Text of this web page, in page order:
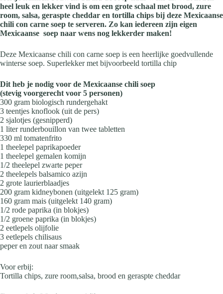
heel leuk en lekker vind is om een grote schaal met brood, zure
room, salsa, geraspte cheddar en tortilla chips bij deze Mexicaanse
chili con carne soep te serveren. Zo kan iedereen zijn eigen
Mexicaanse soep naar wens nog lekkerder maken!
Deze Mexicaanse chili con carne soep is een heerlijke goedvullende
winterse soep. Superlekker met bijvoorbeeld tortilla chip
Dit heb je nodig voor de Mexicaanse chili soep
(stevig voorgerecht voor 5 personen)
300 gram biologisch rundergehakt
3 teentjes knoflook (uit de pers)
2 sjalotjes (gesnipperd)
1 liter runderbouillon van twee tabletten
330 ml tomatenfrito
1 theelepel paprikapoeder
1 theelepel gemalen komijn
1/2 theelepel zwarte peper
2 theelepels balsamico azijn
2 grote laurierblaadjes
200 gram kidneybonen (uitgelekt 125 gram)
160 gram mais (uitgelekt 140 gram)
1/2 rode paprika (in blokjes)
1/2 groene paprika (in blokjes)
2 eetlepels olijfolie
3 eetlepels chilisaus
peper en zout naar smaak
Voor erbij:
Tortilla chips, zure room,salsa, brood en geraspte cheddar